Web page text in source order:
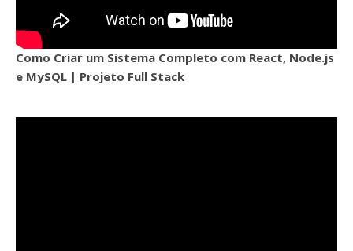
Como Criar um Sistema Completo com React, Node.js
e MySQL | Projeto Full Stack